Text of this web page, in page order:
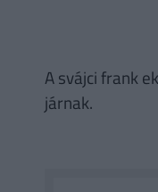
A svájci frank
járnak.